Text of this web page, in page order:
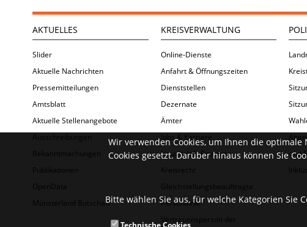
AKTUELLES
Slider
Aktuelle Nachrichten
Pressemitteilungen
Amtsblatt
Aktuelle Stellenangebote
Ausschreibungen
Bekanntmachungen
Publikationen
OpenData
Münsterland Botschaft
KREISVERWALTUNG
Online-Dienste
Anfahrt & Öffnungszeiten
Dienststellen
Dezernate
Ämter
Jobs & Karriere
Haushalt & Finanzen
Kreisrecht
Gleichstellungsbeauftragte
Personalrat
Vertrauensperson der
und
Wir verwenden Cookies, um Ihnen die
Cookies gesetzt. Darüber hinaus können Sie
Bitte wählen Sie aus, für welche Kategorien Sie
Technische Cookies